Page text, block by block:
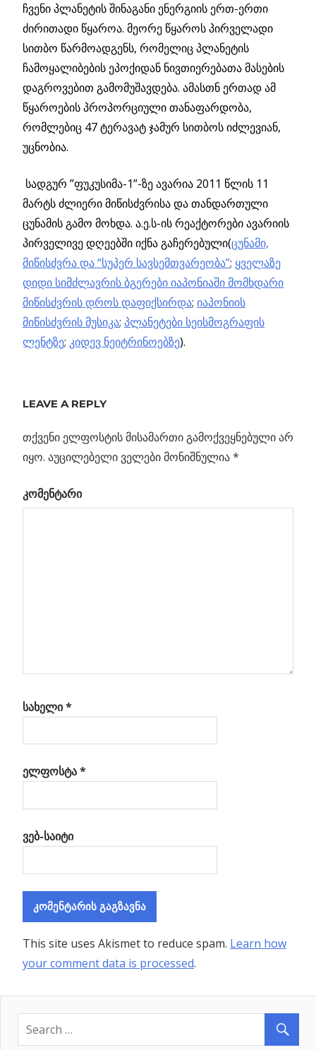
ჩვენი პლანეტის შინაგანი ენერგიის ერთ-ერთი
ძირითადი წყაროა. მეორე წყაროს პირველადი
სითბო წარმოადგენს, რომელიც პლანეტის
ჩამოყალიბების ეპოქიდან ნივთიერებათა მასების
დაგროვებით გამომუშავდება. ამასთნ ერთად ამ
წყაროების პროპორციული თანაფარდობა,
რომლებიც 47 ტერავატ ჯამურ სითბოს იძლევიან,
უცნობია.
სადგურ ”ფუკუსიმა-1”-ზე ავარია 2011 წლის 11
მარტს ძლიერი მიწისძვრისა და თანდართული
ცუნამის გამო მოხდა. ა.ე.ს-ის რეაქტორები ავარიის
პირველივე დღეებში იქნა გაჩერებული(ცუნამი,
მიწისძვრა და “სუპერ სავსემთვარეობა”; ყველაზე
დიდი სიმძლავრის ბგერები იაპონიაში მომხდარი
მიწისძვრის დროს დაფიქსირდა; იაპონიის
მიწისძვრის მუსიკა; პლანეტები სეისმოგრაფის
ლენტზე; კიდევ ნეიტრინოებზე).
ᲒᲔᲝᲜᲔᲘᲢᲠᲘᲜᲝᲔᲑᲘ
ნავიგაცია
Previous
შავი
ყავისფერი
LEAVE A REPLY
თქვენი ელფოსტის მისამართი გამოქვეყნებული არ
იყო. აუცილებელი ველები მონიშნულია*
კომენტარი
სახელი*
ელფოსტა*
ვებ-საიტი
This site uses Akismet to reduce spam. Learn how
your comment data is processed.